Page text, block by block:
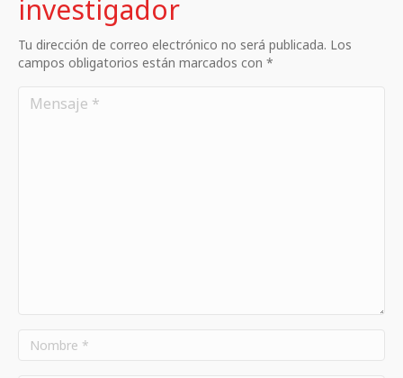
investigador
Tu dirección de correo electrónico no será publicada. Los
campos obligatorios están marcados con *